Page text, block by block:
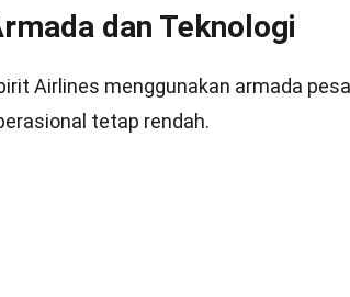
dan Teknologi
Airlines menggunakan armada
tetap rendah.